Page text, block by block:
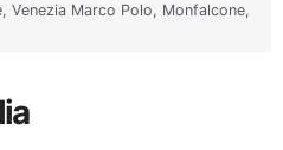
Venezia Marco Polo, Monfalcone,